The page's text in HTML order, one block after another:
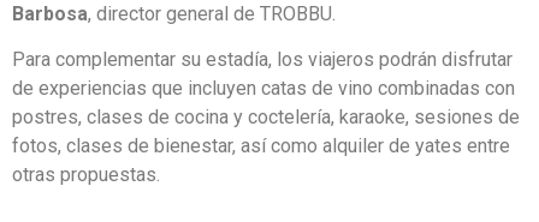
Barbosa, director general de TROBBU.
Para complementar su estadía, los viajeros podrán disfrutar
de experiencias que incluyen catas de vino combinadas con
postres, clases de cocina y coctelería, karaoke, sesiones de
fotos, clases de bienestar, así como alquiler de yates entre
otras propuestas.